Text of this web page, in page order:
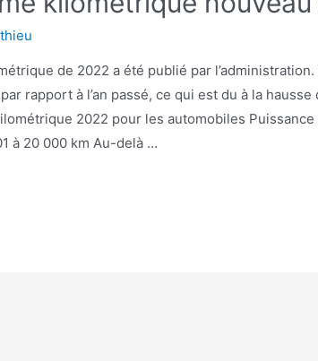
de 2022 a été publié par
rapport à l’an passé, ce qui est du à la
2022 pour les automobiles Puissance
à 20 000 km Au-delà …